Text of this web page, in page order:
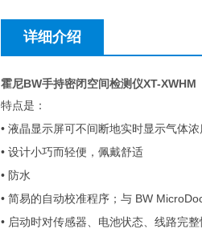
详细介绍
霍尼BW手持密闭空间检测仪XT-XWHM
特点是：
• 液晶显示屏可不间断地实时显示气体浓
• 设计小巧而轻便，佩戴舒适
• 防水
• 简易的自动校准程序；与 BW
• 启动时对传感器、电池状态、线路完